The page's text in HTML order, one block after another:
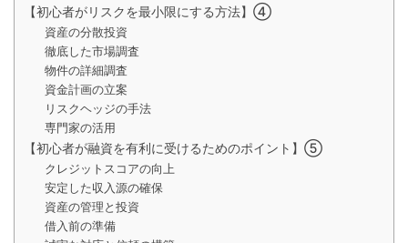
【初心者がリスクを最小限にする方法】④
資産の分散投資
徹底した市場調査
物件の詳細調査
資金計画の立案
リスクヘッジの手法
専門家の活用
【初心者が融資を有利に受けるためのポイント】⑤
クレジットスコアの向上
安定した収入源の確保
資産の管理と投資
借入前の準備